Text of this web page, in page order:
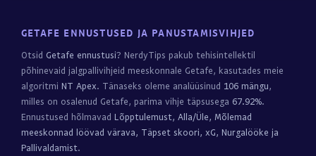
GETAFE ENNUSTUSED JA PANUSTAMISVIHJED
Otsid Getafe ennustusi? NerdyTips pakub tehisintellektil
põhinevaid jalgpallivihjeid meeskonnale Getafe, kasutades meie
algoritmi NT Apex. Tänaseks oleme analüüsinud 106 mängu,
milles on osalenud Getafe, parima vihje täpsusega 67.92%.
Ennustused hõlmavad Lõpptulemust, Alla/Üle, Mõlemad
meeskonnad löövad värava, Täpset skoori, xG, Nurgalööke ja
Pallivaldamist.